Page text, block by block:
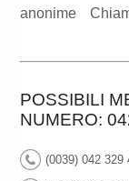
anonime
POSSIBILI
NUMERO:
(0039) 042 329